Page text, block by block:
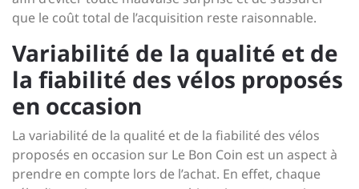
que le coût total de l’acquisition reste raisonnable.
Variabilité de la qualité et de
la fiabilité des vélos proposés
en occasion
La variabilité de la qualité et de la fiabilité des vélos
proposés en occasion sur Le Bon Coin est un aspect à
prendre en compte lors de l’achat. En effet, chaque